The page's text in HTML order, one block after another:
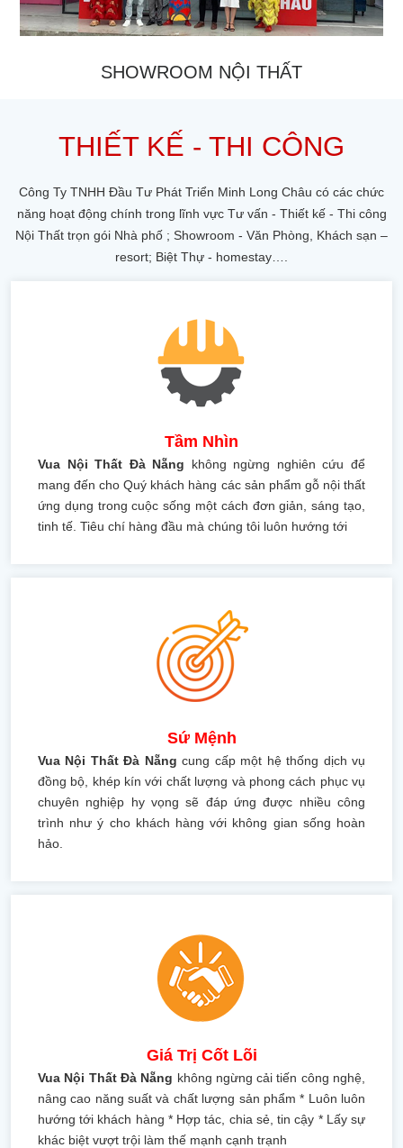
SHOWROOM NỘI THẤT
THIẾT KẾ - THI CÔNG
Công Ty TNHH Đầu Tư Phát Triển Minh Long Châu có các chức
năng hoạt động chính trong lĩnh vực Tư vấn - Thiết kế - Thi công
Nội Thất trọn gói Nhà phố ; Showroom - Văn Phòng, Khách sạn –
resort; Biệt Thự - homestay….
Tầm Nhìn
Vua Nội Thất Đà Nẵng không ngừng nghiên cứu để
mang đến cho Quý khách hàng các sản phẩm gỗ nội thất
ứng dụng trong cuộc sống một cách đơn giản, sáng tạo,
tinh tế. Tiêu chí hàng đầu mà chúng tôi luôn hướng tới
Sứ Mệnh
Vua Nội Thất Đà Nẵng cung cấp một hệ thống dịch vụ
đồng bộ, khép kín với chất lượng và phong cách phục vụ
chuyên nghiệp hy vọng sẽ đáp ứng được nhiều công
trình như ý cho khách hàng với không gian sống hoàn
hảo.
Giá Trị Cốt Lõi
Vua Nội Thất Đà Nẵng không ngừng cải tiến công nghệ,
nâng cao năng suất và chất lượng sản phẩm * Luôn luôn
hướng tới khách hàng * Hợp tác, chia sẻ, tin cậy * Lấy sự
khác biệt vượt trội làm thế mạnh cạnh trạnh